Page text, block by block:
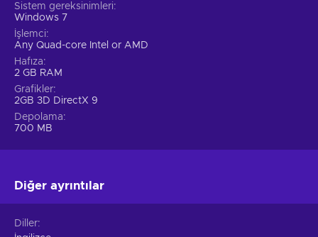
Sistem gereksinimleri
Windows 7
İşlemci
Any Quad-core Intel or AMD
Hafıza
2 GB RAM
Grafikler
2GB 3D DirectX 9
Depolama
700 MB
Diğer ayrıntılar
Diller